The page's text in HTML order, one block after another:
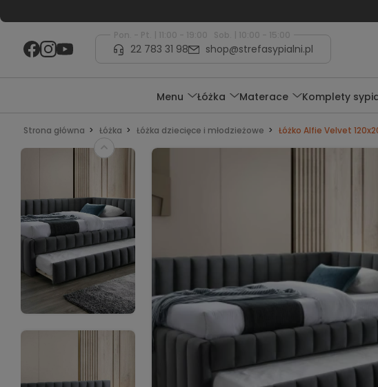
Pon. - Pt. | 11:00 - 19:00 Sob. | 10:00 - 15:00
22 783 31 98 shop@strefasypialni.pl
Menu Łóżka Materace Komplety
Strona główna Łóżka Łóżka dziecięce i młodzieżowe Łóżko Alfie Velvet